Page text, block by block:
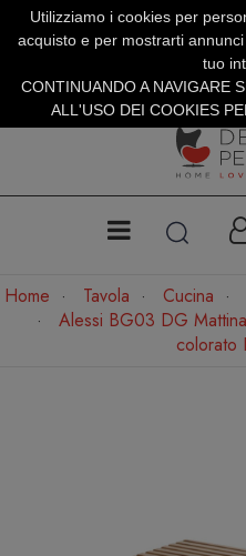
SERVIZIO
SUMMER
Home Tavola Cucina
Alessi BG03 DG
colorato
Utilizziamo i cookies per
acquisto e per mostrarti
tuo
CONTINUANDO A NAVIGARE
ALL'USO DEI COOKIES